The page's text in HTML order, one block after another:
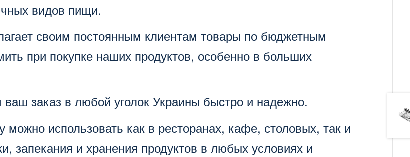
видов пищи.
своим постоянным клиентам товары по бюджетным
при покупке наших продуктов, особенно в больших
заказ в любой уголок Украины быстро и надежно.
использовать как в ресторанах, кафе, столовых, так и
запекания и хранения продуктов в любых условиях и